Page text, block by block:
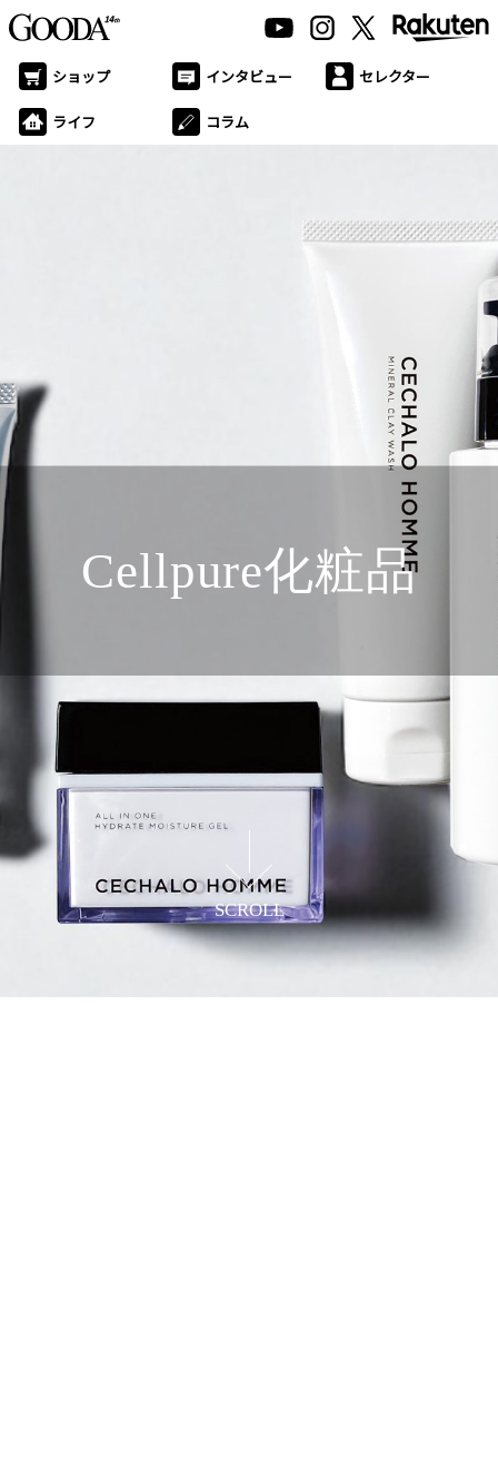
ショップ インタビュー セレクター
ライフ コラム
Cellpure化粧品
SCROLL
多彩なスキンケアグッズを展開し
肌の手入れをサポート